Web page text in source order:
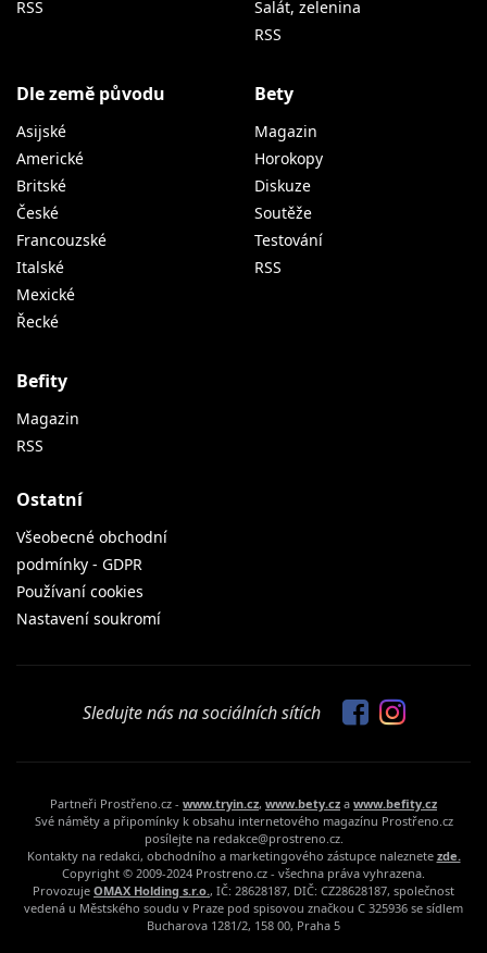
RSS
Salát, zelenina
RSS
Dle země původu
Asijské
Americké
Britské
České
Francouzské
Italské
Mexické
Řecké
Bety
Magazin
Horokopy
Diskuze
Soutěže
Testování
RSS
Befity
Magazin
RSS
Ostatní
Všeobecné obchodní
podmínky - GDPR
Používaní cookies
Nastavení soukromí
Sledujte nás na sociálních sítích
Partneři Prostřeno.cz - www.tryin.cz, www.bety.cz a www.befity.cz
Své náměty a připomínky k obsahu internetového magazínu Prostřeno.cz
posílejte na redakce@prostreno.cz.
Kontakty na redakci, obchodního a marketingového zástupce naleznete zde.
Copyright © 2009-2024 Prostreno.cz - všechna práva vyhrazena.
Provozuje OMAX Holding s.r.o., IČ: 28628187, DIČ: CZ28628187, společnost
vedená u Městského soudu v Praze pod spisovou značkou C 325936 se sídlem
Bucharova 1281/2, 158 00, Praha 5